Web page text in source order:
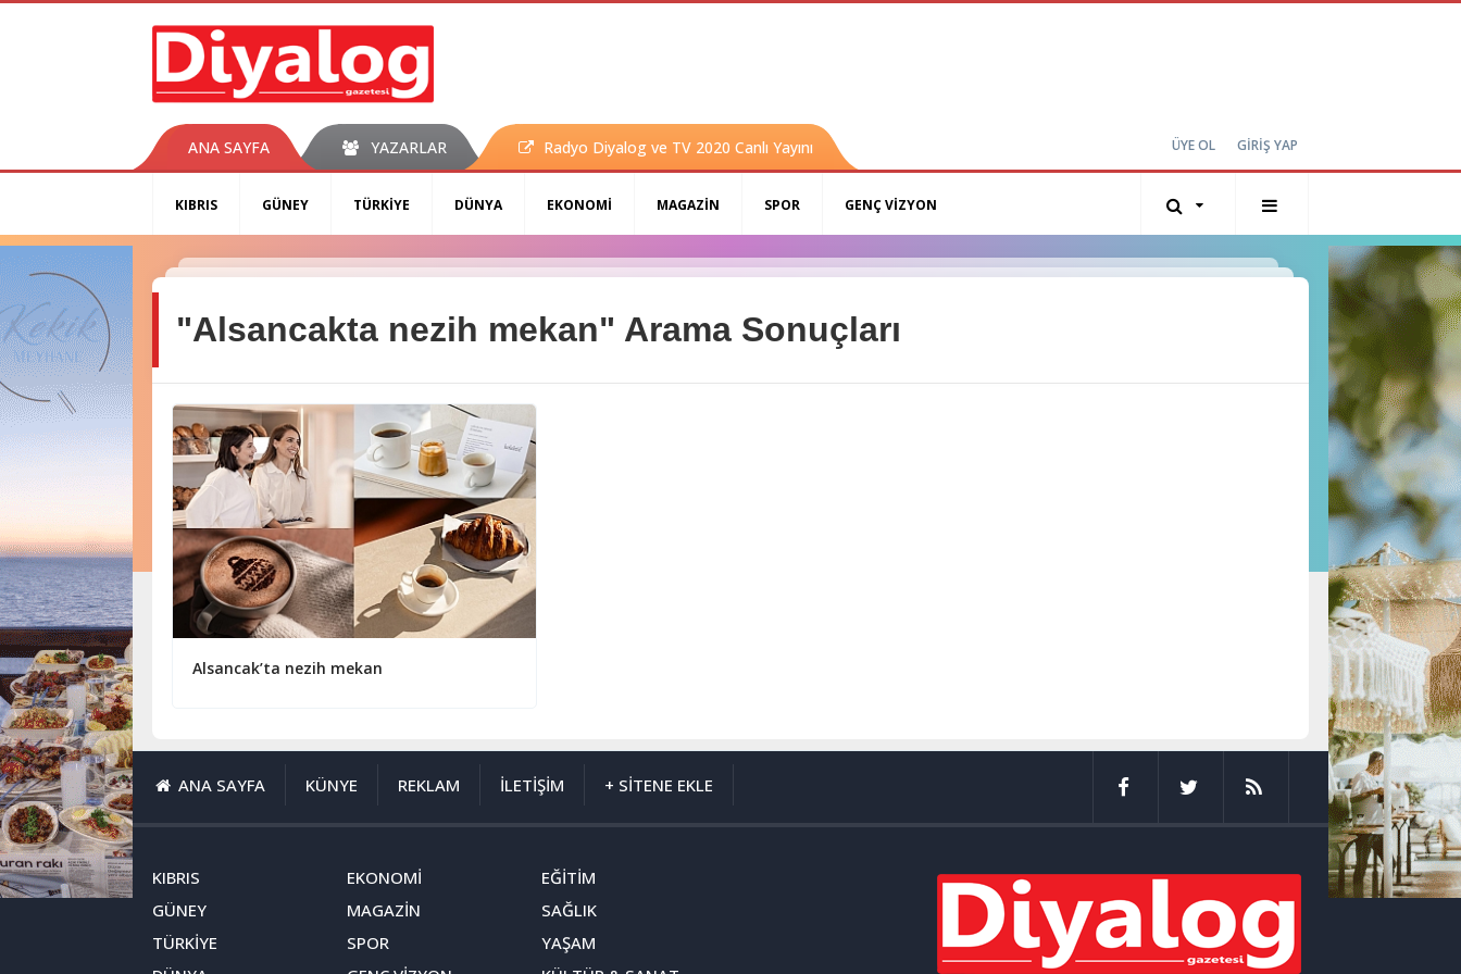
ANA SAYFA YAZARLAR Radyo Diyalog ve TV 2020 Canlı Yayını ÜYE OL GİRİŞ YAP
KIBRIS GÜNEY TÜRKİYE DÜNYA EKONOMİ MAGAZİN SPOR GENÇ VİZYON
"Alsancakta nezih mekan" Arama Sonuçları
Alsancak’ta nezih mekan
ANA SAYFA KÜNYE REKLAM İLETİŞİM + SİTENE EKLE
KIBRIS
GÜNEY
TÜRKİYE
EKONOMİ
MAGAZİN
SPOR
EĞİTİM
SAĞLIK
YAŞAM